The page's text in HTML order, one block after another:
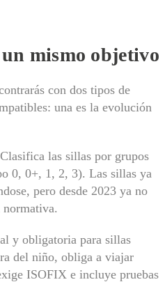
mismo objetivo
con dos tipos de
una es la evolución
las sillas por grupos
0, 0+, 1, 2, 3). Las sillas ya
pero desde 2023 ya no
normativa.
y obligatoria para sillas
del niño, obliga a viajar
ISOFIX e incluye pruebas